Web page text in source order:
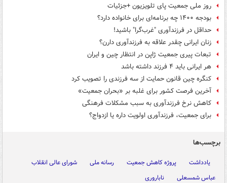
روز ملی جمعیت پای تلویزیون +جزئیات
بودجه ۱۴۰۰ چه برنامه‌ای برای خانواده دارد؟
حداقل در فرزندآوری "غرب‌گرا" باشید!
زنان ایرانی چقدر علاقه به فرزندآوری دارن؟
تبعات پیری جمعیت ژاپن در انتظار چین و ایران
هر ایرانی باید ۴ فرزند داشته باشد
کنگره چین قانون حمایت از سه فرزندی را تصویب کرد
آخرین فرصت کشور برای غلبه بر «بحران جمعیت»
کاهش نرخ فرزندآوری به سبب مشکلات فرهنگی
برای جمعیت، فرزندآوری اولویت داره یا ازدواج؟
برچسب‌ها
یادداشت پروژه کاهش جمعیت رسانه ملی
شورای عالی انقلاب
عباس شمسعلی
ناباروری